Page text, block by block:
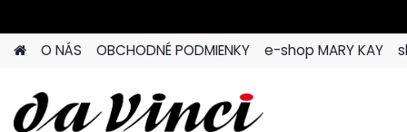
O NÁS OBCHODNÉ PODMIENKY e-shop MARY KAY